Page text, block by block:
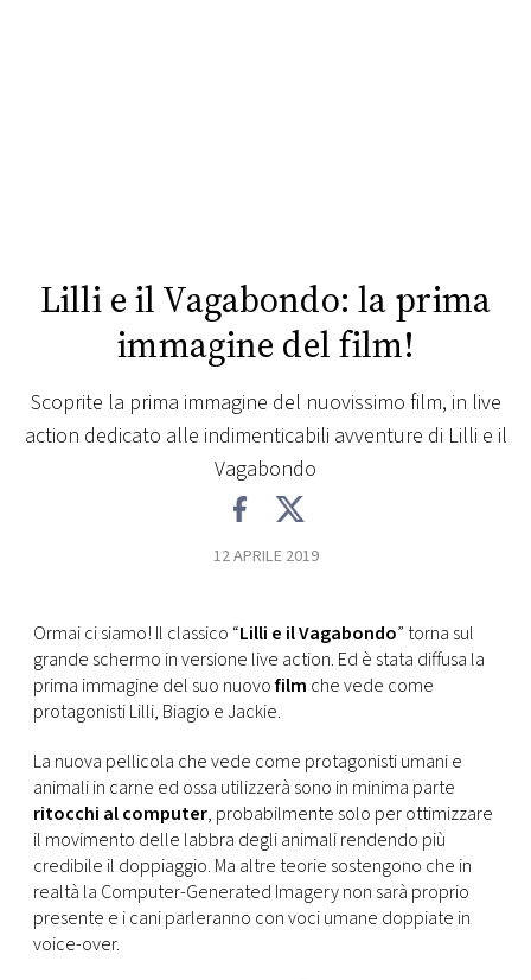
PRINCIPATO
DI
MONACO
Lilli e il Vagabondo: la prima
immagine del film!
Scoprite la prima immagine del nuovissimo film, in live
action dedicato alle indimenticabili avventure di Lilli e il
Vagabondo
12 APRILE 2019
Ormai ci siamo! Il classico “Lilli e il Vagabondo” torna sul
grande schermo in versione live action. Ed è stata diffusa la
prima immagine del suo nuovofilm che vede come
protagonisti Lilli, Biagio e Jackie.
La nuova pellicola che vede come protagonisti umani e
animali in carne ed ossa utilizzerà sono in minima parte
ritocchi al computer, probabilmente solo per ottimizzare
il movimento delle labbra degli animali rendendo più
credibile il doppiaggio. Ma altre teorie sostengono che in
realtà la Computer-Generated Imagery non sarà proprio
presente e i cani parleranno con voci umane doppiate in
voice-over.